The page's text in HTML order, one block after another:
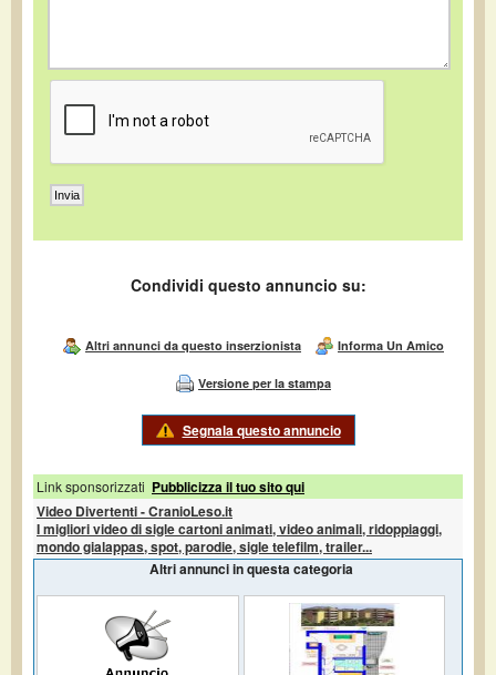
Condividi questo annuncio su:
Altri annunci da questo inserzionista Informa Un Amico
Versione per la stampa
Segnala questo annuncio
Link sponsorizzati Pubblicizza il tuo sito qui
Video Divertenti - CranioLeso.it
I migliori video di sigle cartoni animati, video animali, ridoppiaggi,
mondo gialappas, spot, parodie, sigle telefilm, trailer...
Altri annunci in questa categoria